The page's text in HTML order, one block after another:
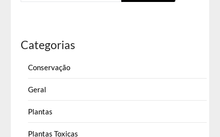
Categorias
Conservação
Geral
Plantas
Plantas Toxicas